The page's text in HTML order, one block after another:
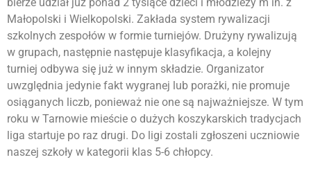
bierze udział już ponad 2 tysiące dzieci i młodzieży m in. z
Małopolski i Wielkopolski. Zakłada system rywalizacji
szkolnych zespołów w formie turniejów. Drużyny rywalizują
w grupach, następnie następuje klasyfikacja, a kolejny
turniej odbywa się już w innym składzie. Organizator
uwzględnia jedynie fakt wygranej lub porażki, nie promuje
osiąganych liczb, ponieważ nie one są najważniejsze. W tym
roku w Tarnowie mieście o dużych koszykarskich tradycjach
liga startuje po raz drugi. Do ligi zostali zgłoszeni uczniowie
naszej szkoły w kategorii klas 5-6 chłopcy.